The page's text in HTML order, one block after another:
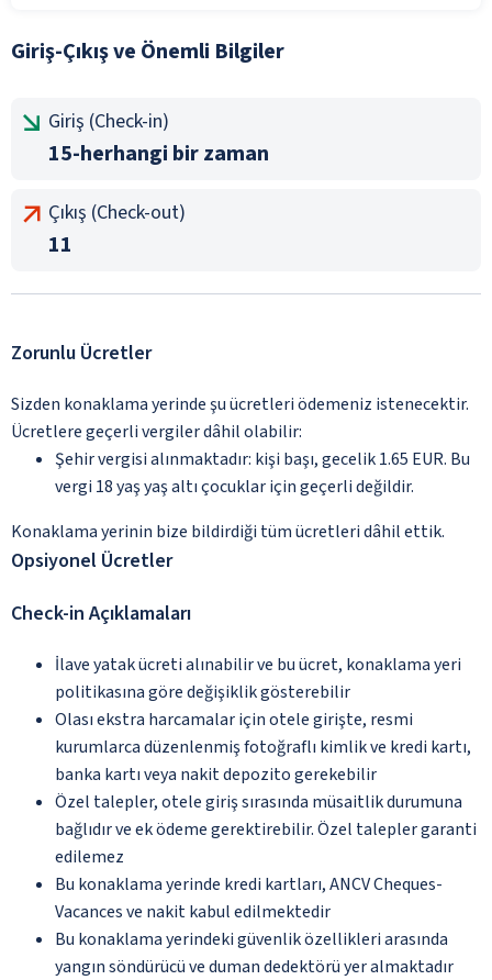
Giriş-Çıkış ve Önemli Bilgiler
Giriş (Check-in)
15-herhangi bir zaman
Çıkış (Check-out)
11
Zorunlu Ücretler
Sizden konaklama yerinde şu ücretleri ödemeniz istenecektir.
Ücretlere geçerli vergiler dâhil olabilir:
Şehir vergisi alınmaktadır: kişi başı, gecelik 1.65 EUR. Bu
vergi 18 yaş yaş altı çocuklar için geçerli değildir.
Konaklama yerinin bize bildirdiği tüm ücretleri dâhil ettik.
Opsiyonel Ücretler
Check-in Açıklamaları
İlave yatak ücreti alınabilir ve bu ücret, konaklama yeri
politikasına göre değişiklik gösterebilir
Olası ekstra harcamalar için otele girişte, resmi
kurumlarca düzenlenmiş fotoğraflı kimlik ve kredi kartı,
banka kartı veya nakit depozito gerekebilir
Özel talepler, otele giriş sırasında müsaitlik durumuna
bağlıdır ve ek ödeme gerektirebilir. Özel talepler garanti
edilemez
Bu konaklama yerinde kredi kartları, ANCV Cheques-
Vacances ve nakit kabul edilmektedir
Bu konaklama yerindeki güvenlik özellikleri arasında
yangın söndürücü ve duman dedektörü yer almaktadır